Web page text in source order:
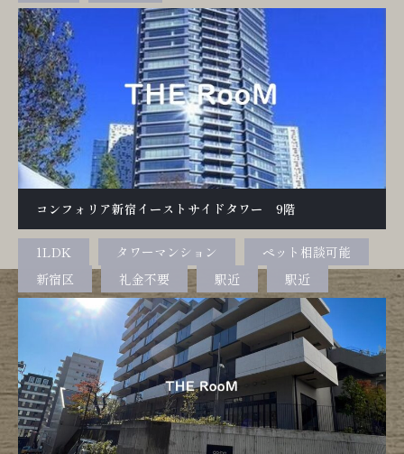
コンフォリア新宿イーストサイドタワー 9階
1LDK タワーマンション
ペット相談可能
新宿区
礼金不要 駅近 駅近